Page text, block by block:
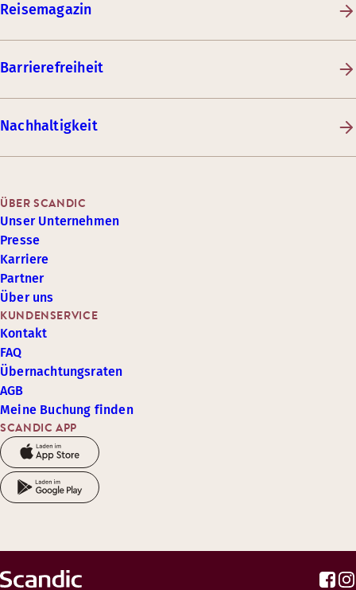
Reisemagazin
Barrierefreiheit
Nachhaltigkeit
SCANDIC APP
KUNDENSERVICE
Kontakt
FAQ
Übernachtungsraten
AGB
Meine Buchung finden
ÜBER SCANDIC
Unser Unternehmen
Presse
Karriere
Partner
Über uns